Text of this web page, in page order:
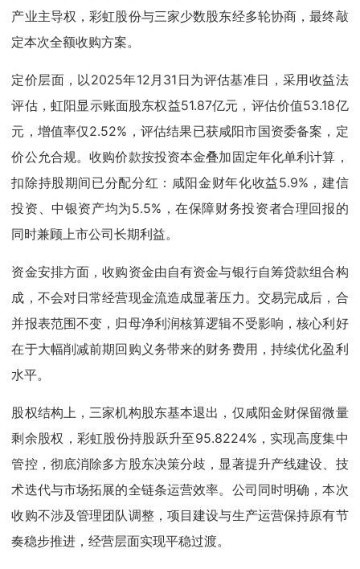
产业主导权，彩虹股份与三家少数股东经多轮协商，最终敲
定本次全额收购方案。
定价层面，以2025年12月31日为评估基准日，采用收益法
评估，虹阳显示账面股东权益51.87亿元，评估价值53.18亿
元，增值率仅2.52%，评估结果已获咸阳市国资委备案，定
价公允合规。收购价款按投资本金叠加固定年化单利计算，
扣除持股期间已分配分红：咸阳金财年化收益5.9%，建信
投资、中银资产均为5.5%，在保障财务投资者合理回报的
同时兼顾上市公司长期利益。
资金安排方面，收购资金由自有资金与银行自筹贷款组合构
成，不会对日常经营现金流造成显著压力。交易完成后，合
并报表范围不变，归母净利润核算逻辑不受影响，核心利好
在于大幅削减前期回购义务带来的财务费用，持续优化盈利
水平。
股权结构上，三家机构股东基本退出，仅咸阳金财保留微量
剩余股权，彩虹股份持股跃升至95.8224%，实现高度集中
管控，彻底消除多方股东决策分歧，显著提升产线建设、技
术迭代与市场拓展的全链条运营效率。公司同时明确，本次
收购不涉及管理团队调整，项目建设与生产运营保持原有节
奏稳步推进，经营层面实现平稳过渡。